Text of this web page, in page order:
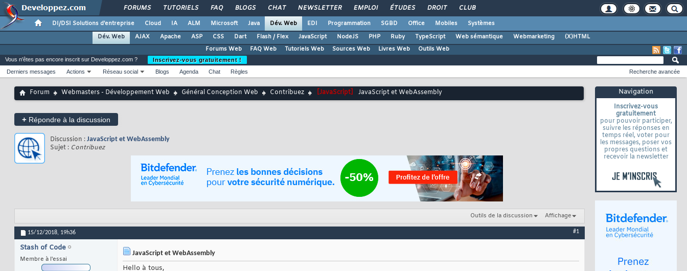
FORUMS TUTORIELS FAQ BLOGS CHAT NEWSLETTER EMPLOI ÉTUDES DROIT CLUB
DI/DSI Solutions d'entreprise Cloud IA ALM Microsoft Java Dév. Web EDI Programmation SGBD Office Mobiles
Systèmes
Dév. Web
AJAX Apache ASP CSS Dart Flash / Flex JavaScript NodeJS PHP Ruby TypeScript Web sémantique Webmarketing
(X)HTML
Forums Web
FAQ Web Tutoriels Web Sources Web Livres Web Outils Web
Navigation
Inscrivez-vous
gratuitement
pour pouvoir participer,
suivre les réponses en
temps réel, voter pour
les messages, poser vos
propres questions et
recevoir la newsletter
Vous n'êtes pas encore inscrit sur Developpez.com ?
Inscrivez-vous gratuitement !
Derniers messages
Actions Réseau social Blogs Agenda Chat Règles Recherche avancée
Forum Webmasters - Développement Web Général Conception Web Contribuez [JavaScript] JavaScript et WebAssembly
+ Répondre à la discussion
Discussion : JavaScript et WebAssembly
Sujet : Contribuez
Outils de la discussion Affichage
15/12/2018, 19h36 #1
Stash of Code
Membre à l'essai
JavaScript et WebAssembly
Hello à tous,